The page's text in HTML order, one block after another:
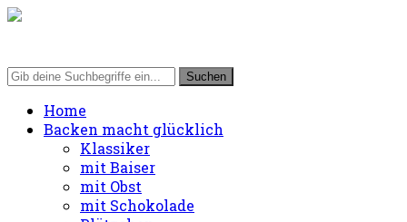
Home
Backen macht glücklich
Klassiker
mit Baiser
mit Obst
mit Schokolade